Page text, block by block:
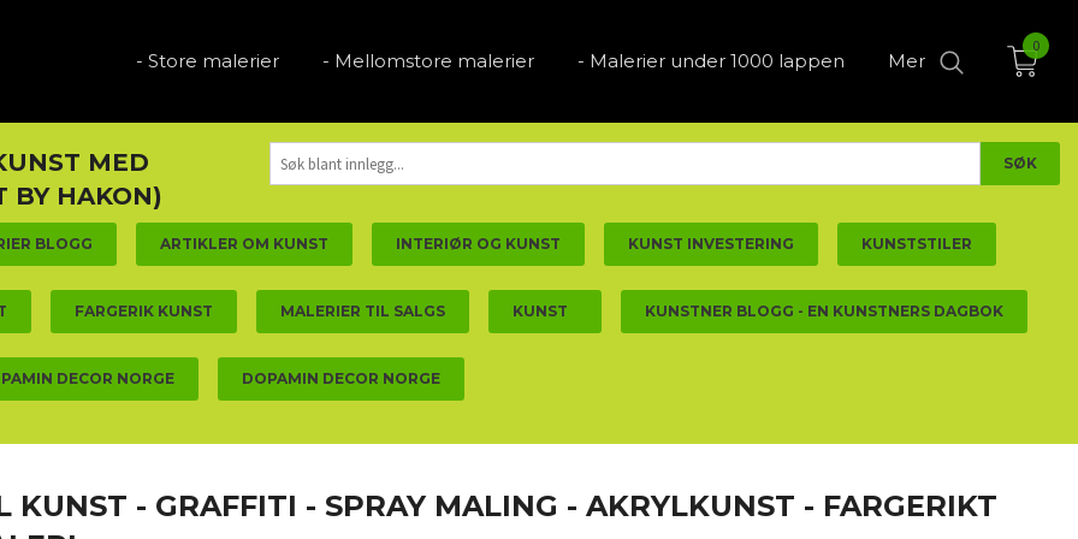
- Store malerier - Mellomstore malerier - Malerier under 1000 lappen Mer
0
MED
BY HAKON)
BLOGG ARTIKLER OM KUNST INTERIØR OG KUNST KUNST INVESTERING KUNSTSTILER
FARGERIK KUNST MALERIER TIL SALGS KUNST KUNSTNER BLOGG - EN KUNSTNERS DAGBOK
DECOR NORGE DOPAMIN DECOR NORGE
KUNST - GRAFFITI - SPRAY MALING - AKRYLKUNST - FARGERIKT